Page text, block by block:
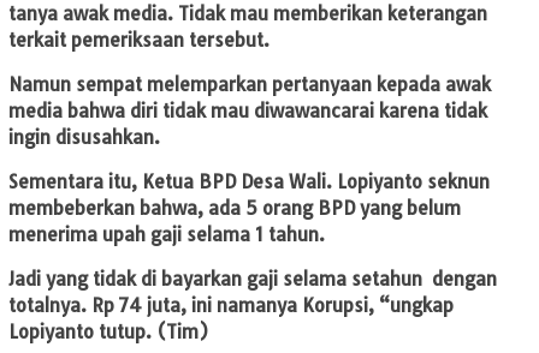
tanya awak media. Tidak mau memberikan keterangan
terkait pemeriksaan tersebut.
Namun sempat melemparkan pertanyaan kepada awak
media bahwa diri tidak mau diwawancarai karena tidak
ingin disusahkan.
Sementara itu, Ketua BPD Desa Wali. Lopiyanto seknun
membeberkan bahwa, ada 5 orang BPD yang belum
menerima upah gaji selama 1 tahun.
Jadi yang tidak di bayarkan gaji selama setahun dengan
totalnya. Rp 74 juta, ini namanya Korupsi, “ungkap
Lopiyanto tutup. (Tim)